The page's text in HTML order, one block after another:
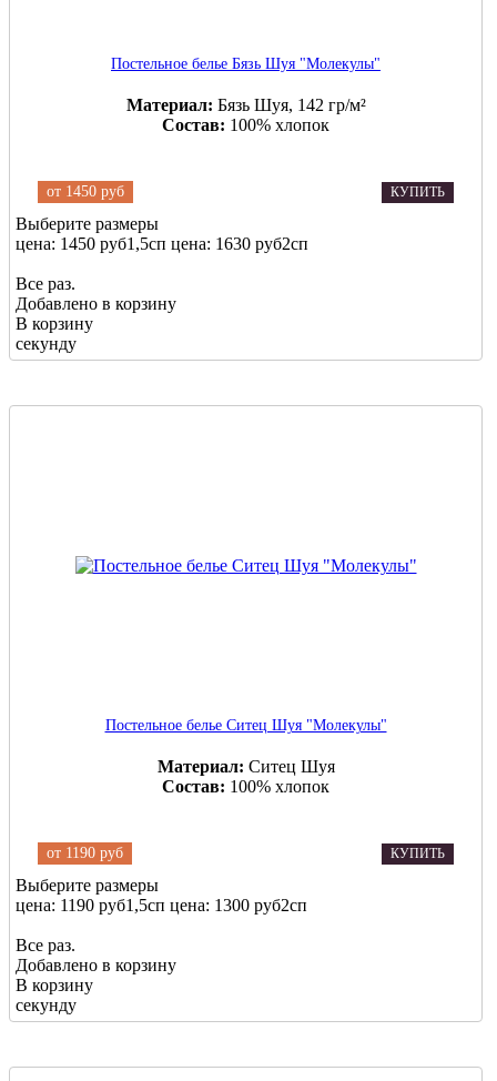
Постельное белье Бязь Шуя "Молекулы"
Материал: Бязь Шуя, 142 гр/м²
Состав: 100% хлопок
от 1450 руб КУПИТЬ
Выберите размеры
цена: 1450 руб1,5сп цена: 1630 руб2сп
Все раз.
Добавлено в корзину
В корзину
секунду
Постельное белье Ситец Шуя "Молекулы"
Материал: Ситец Шуя
Состав: 100% хлопок
от 1190 руб КУПИТЬ
Выберите размеры
цена: 1190 руб1,5сп цена: 1300 руб2сп
Все раз.
Добавлено в корзину
В корзину
секунду